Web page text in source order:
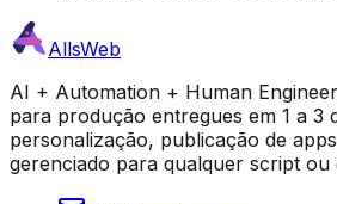
AllsWeb
AI + Automation + Human
para produção entregues em 1 a 3
personalização, publicação de
gerenciado para qualquer script ou